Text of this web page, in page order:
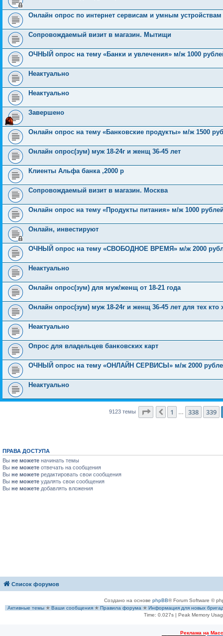
Онлайн опрос по интернет сервисам и умным
Сопровождаемый визит в магазин. Мытищи
ОЧНЫЙ опрос на тему «Банки и увлечения» м/ж 1000
Неактуально
Неактуально
Завершено
Онлайн опрос на тему «Банковские продукты» м/ж 1500
Онлайн опрос(зум) муж 18-24г и женщ 36-45 лет
Клиенты Альфа банка ,2000 р
Сопровождаемый визит в магазин. Москва
Онлайн опрос на тему «Продукты питания» м/ж 1000
Онлайн, инвестируют
ОЧНЫЙ опрос на тему «СВОБОДНОЕ ВРЕМЯ» м/ж 2000
Неактуально
Онлайн опрос(зум) для муж/женщ от 18-21 года
Онлайн опрос(зум) муж 18-24г и женщ 36-45 лет для тех
Неактуально
Опрос для владельцев банковских карт
ОЧНЫЙ опрос на тему «ОНЛАЙН СЕРВИСЫ» м/ж 2000
Неактуально
9123 темы Страница 340из 365
Пред.
1 338 339
ПРАВА ДОСТУПА
Вы не можете начинать темы
Вы не можете отвечать на сообщения
Вы не можете редактировать свои сообщения
Вы не можете удалять свои сообщения
Вы не можете добавлять вложения
Список форумов
Создано на основе phpBB® Forum Software ©
Активные темы ✭ Ваши сообщения ✭ Правила форума ✭ Информация для новых
Time: 0.027s| Peak Memory
Рeклама на